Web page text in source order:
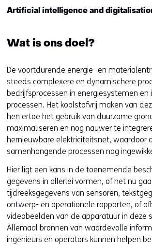
Artificial intelligence and
Wat is ons doel?
De voortdurende energie- en
steeds complexere en dynamischere
bedrijfsprocessen in energiesystemen en
processen. Het koolstofvrij maken van
hen ertoe het gebruik van duurzame
maximaliseren en nog nauwer te
hernieuwbare elektriciteitsnet, waardoor
samenhangende processen nog
Hier ligt een kans in de toenemende
gegevens in allerlei vormen, of het nu
tijdreeksgegevens van sensoren,
ontwerp- en operationele rapporten, of
videobeelden van de apparatuur in deze
Allemaal bronnen van waardevolle
ingenieurs en operators kunnen helpen